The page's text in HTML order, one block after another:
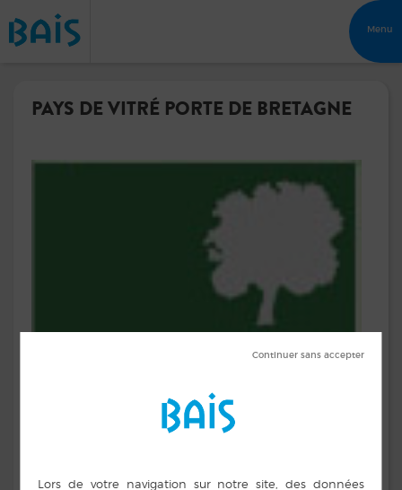
Menu
PAYS DE VITRÉ PORTE DE BRETAGNE